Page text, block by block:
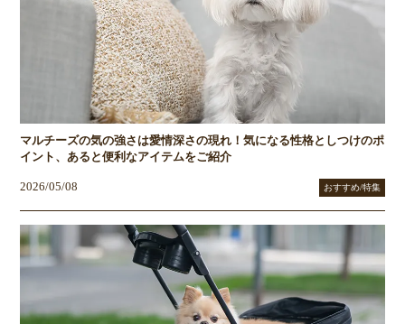
マルチーズの気の強さは愛情深さの現れ！気になる性格としつけのポ
イント、あると便利なアイテムをご紹介
2026/05/08 おすすめ/特集